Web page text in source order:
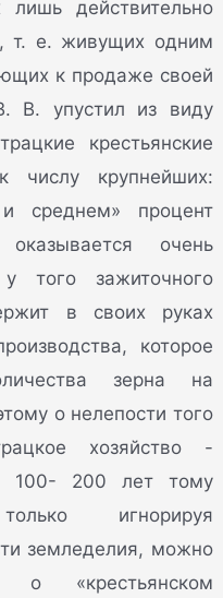
действительно
т. е. живущих одним
к продаже своей
В. упустил из виду
крестьянские
числу крупнейших:
среднем» процент
очень
того зажиточного
в своих руках
которое
зерна на
о нелепости того
хозяйство -
100- 200 лет тому
игнорируя
земледелия, можно
«крестьянском